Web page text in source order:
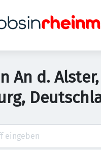
An d.